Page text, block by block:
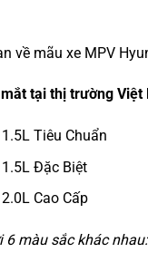
về mãu xe MPV
tại thị trường
Tiêu Chuẩn
Đặc Biệt
Cao Cấp
màu sắc khác